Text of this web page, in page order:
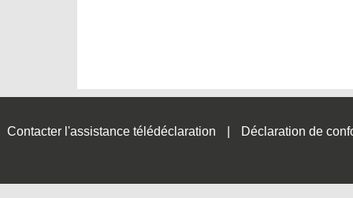
Contacter l'assistance télédéclaration Déclaration de